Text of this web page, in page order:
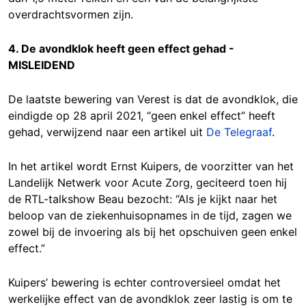
overdrachtsvormen zijn.
4. De avondklok heeft geen effect gehad -
MISLEIDEND
De laatste bewering van Verest is dat de avondklok, die
eindigde op 28 april 2021, “geen enkel effect” heeft
gehad, verwijzend naar een artikel uit De Telegraaf.
In het artikel wordt Ernst Kuipers, de voorzitter van het
Landelijk Netwerk voor Acute Zorg, geciteerd toen hij
de RTL-talkshow Beau bezocht: “Als je kijkt naar het
beloop van de ziekenhuisopnames in de tijd, zagen we
zowel bij de invoering als bij het opschuiven geen enkel
effect.”
Kuipers’ bewering is echter controversieel omdat het
werkelijke effect van de avondklok zeer lastig is om te